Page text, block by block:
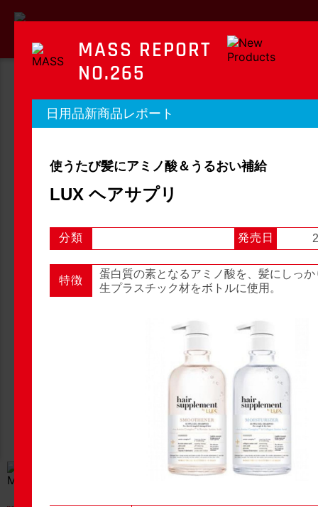
MASS REPORT
マスレポート
OTC新商品レポート 店頭観察レポート
OTC新商品レポート 店頭観察
New Products
MASS REPORT
NO.265
日用品新商品レポート
使うたび髪にアミノ酸＆うるおい補給
LUX ヘアサプリ
分類 発売日
特徴
蛋白質の素となるアミノ酸を、髪にしっ
生プラスチック材をボトルに使用。